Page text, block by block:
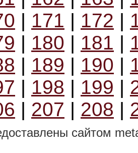
| 171 | 172 |
| 180 | 181 |
| 189 | 190 |
| 198 | 199 |
| 207 | 208 |
сайтом